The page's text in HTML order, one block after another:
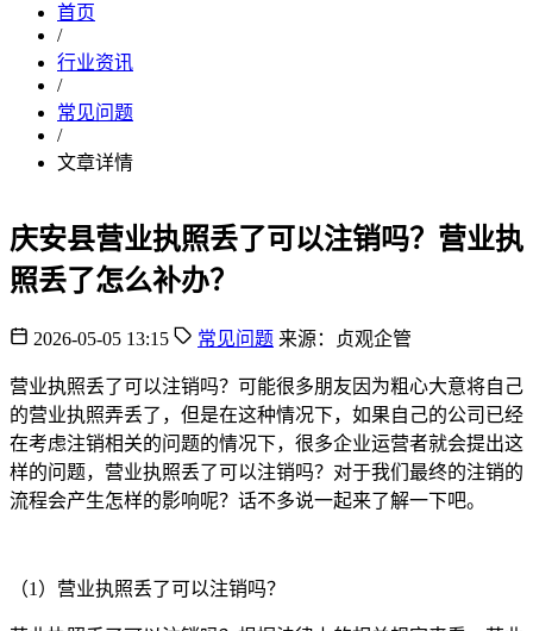
首页
/
行业资讯
/
常见问题
/
文章详情
庆安县营业执照丢了可以注销吗？营业执
照丢了怎么补办？
2026-05-05 13:15 常见问题 来源：贞观企管
营业执照丢了可以注销吗？可能很多朋友因为粗心大意将自己
的营业执照弄丢了，但是在这种情况下，如果自己的公司已经
在考虑注销相关的问题的情况下，很多企业运营者就会提出这
样的问题，营业执照丢了可以注销吗？对于我们最终的注销的
流程会产生怎样的影响呢？话不多说一起来了解一下吧。
（1）营业执照丢了可以注销吗？